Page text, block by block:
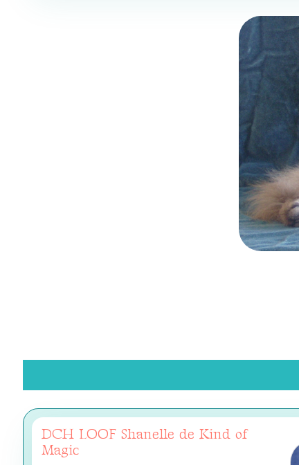
DCH LOOF Shanelle de Kind of
Magic